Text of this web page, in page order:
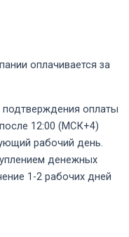
оплачивается за
оплаты
12:00 (МСК+4)
рабочий день.
денежных
1-2 рабочих дней